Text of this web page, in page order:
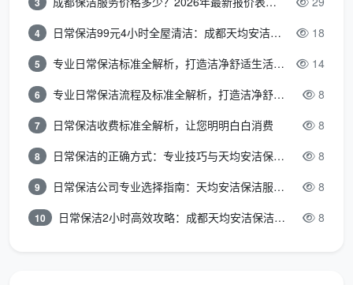
4 日常保洁99元4小时全屋清洁：成都天均安洁保洁超值服务全解析 18
5 专业日常保洁标准全解析，打造洁净舒适生活空间 14
6 专业日常保洁流程及标准全解析，打造洁净舒适环境 8
7 日常保洁收费标准全解析，让您明明白白消费 8
8 日常保洁的正确方式：专业技巧与天均安洁保洁服务全解析 8
9 日常保洁公司专业选择指南：天均安洁保洁服务全解析 8
10 日常保洁2小时高效攻略：成都天均安洁保洁专业时间管理方案 8